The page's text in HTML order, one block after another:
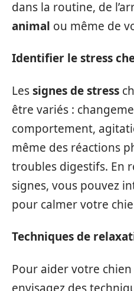
dans la routine, de
animal ou même de
Identifier le stress
Lessignes de stress
être variés :
comportement,
même des réactions
troubles digestifs. En
signes, vous pouvez
pour calmer votre
Techniques de
Pour aider votre